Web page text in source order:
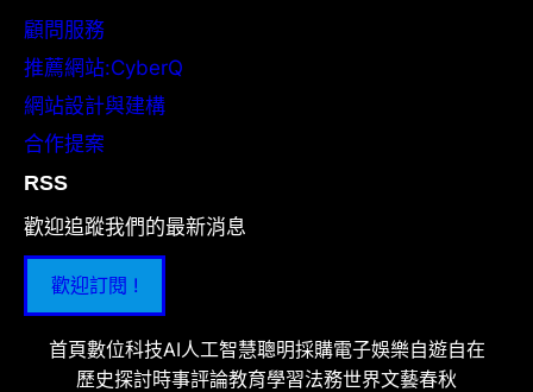
顧問服務
推薦網站:CyberQ
網站設計與建構
合作提案
RSS
歡迎追蹤我們的最新消息
歡迎訂閱 !
首頁數位科技AI人工智慧聰明採購電子娛樂自遊自在
歷史探討時事評論教育學習法務世界文藝春秋